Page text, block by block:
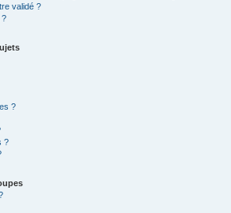
validé ?
?
?
?